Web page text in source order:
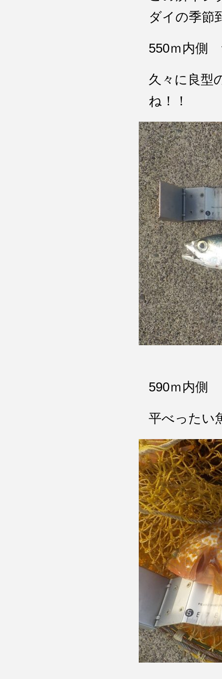
ダイの季節
550ｍ内
久々に良型
ね！！
590ｍ内側
平べったい